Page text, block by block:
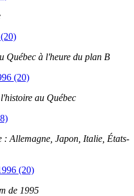
Québec à l'heure du plan B
(20)
au Québec
: Allemagne, Japon, Italie, États-
(20)
de 1995